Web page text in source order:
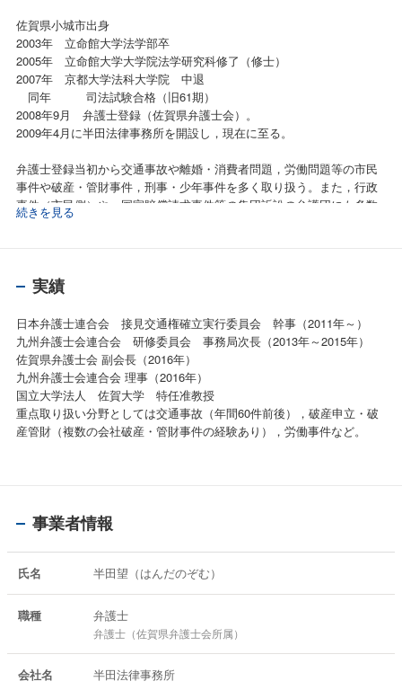
佐賀県小城市出身
2003年 立命館大学法学部卒
2005年 立命館大学大学院法学研究科修了（修士）
2007年 京都大学法科大学院 中退
同年 司法試験合格（旧61期）
2008年9月 弁護士登録（佐賀県弁護士会）。
2009年4月に半田法律事務所を開設し，現在に至る。
弁護士登録当初から交通事故や離婚・消費者問題，労働問題等の市民
事件や破産・管財事件，刑事・少年事件を多く取り扱う。また，行政
事件（市民側）や，国家賠償請求事件等の集団訴訟の弁護団にも多数
加入し研鑽を積んでいる。
続きを見る
実績
日本弁護士連合会 接見交通権確立実行委員会 幹事（2011年～）
九州弁護士会連合会 研修委員会 事務局次長（2013年～2015年）
佐賀県弁護士会 副会長（2016年）
九州弁護士会連合会 理事（2016年）
国立大学法人 佐賀大学 特任准教授
重点取り扱い分野としては交通事故（年間60件前後），破産申立・破
産管財（複数の会社破産・管財事件の経験あり），労働事件など。
事業者情報
氏名 半田望（はんだのぞむ）
職種 弁護士
弁護士（佐賀県弁護士会所属）
会社名 半田法律事務所